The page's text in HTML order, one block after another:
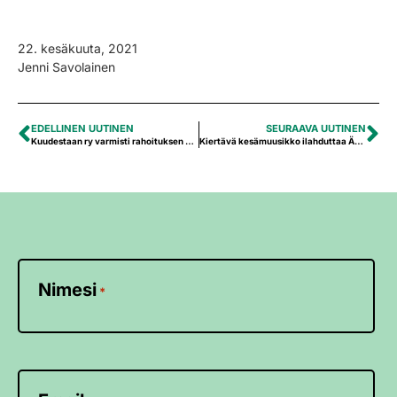
22. kesäkuuta, 2021
Jenni Savolainen
EDELLINEN UUTINEN
Kuudestaan ry varmisti rahoituksen nuorisovaihtoihin seuraavalle seitsemälle vuodelle
SEURAAVA UUTINEN
Kiertävä kesämuusikko ilahduttaa Ähtärissä
Nimesi *